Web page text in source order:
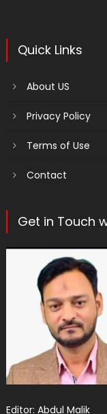
Quick Links
About US
Privacy Policy
Terms of Use
Contact
Get in Touch
Editor: Abdul Malik